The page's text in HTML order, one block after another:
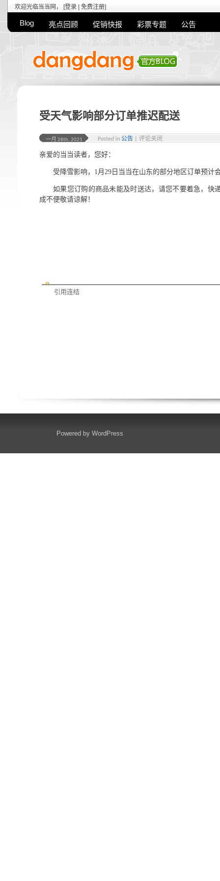
欢迎光临当当网， [登录 免费注册]
Blog 亮点回顾 促销快报 彩票专题 公告
受天气影响部分订单推迟配送
一月 28th, 2021 Posted in 公告 评论关闭
亲爱的当当读者，您好：
受降雪影响，1月29日当当在山东的部分地区订单预计
如果您订购的商品未能及时送达，请您不要着急，快
成不便敬请谅解！
引用连结
Powered by WordPress